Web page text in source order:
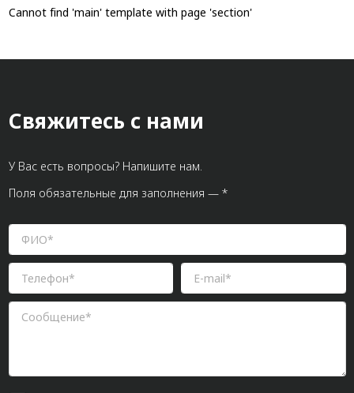
Кабельные короба
Алюминиевые промышленные ограждения
Алюминиевая промышленная мебель
Крейты и кассеты Subrack systems
Профиль строительного назначения
Радиаторный алюминиевый профиль NEW!
Лист алюминиевый
Cannot find 'main' template with page 'section'
Свяжитесь с нами
У Вас есть вопросы? Напишите нам.
Поля обязательные для заполнения — *